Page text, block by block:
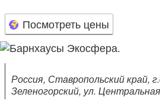
Посмотреть цены
Россия, Ставропольский край,
Зеленогорский, ул.